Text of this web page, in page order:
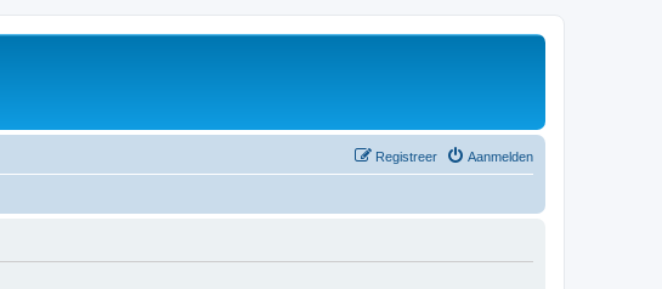
Aanmelden
Registreer